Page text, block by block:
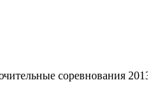
соревнования